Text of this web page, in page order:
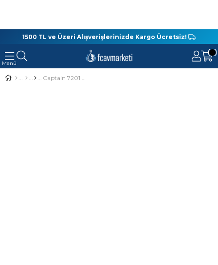
1500 TL ve Üzeri Alışverişlerinizde Kargo Ücretsiz!
Captain 7201 Profesyonel Jighead Kutusu